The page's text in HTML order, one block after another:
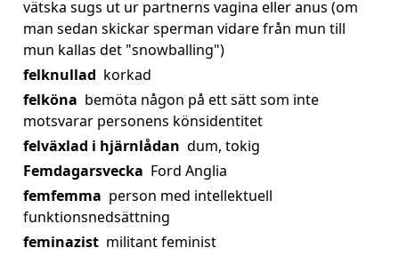
vätska sugs ut ur partnerns vagina eller anus (om
man sedan skickar sperman vidare från mun till
mun kallas det "snowballing")
felknullad korkad
felköna bemöta någon på ett sätt som inte
motsvarar personens könsidentitet
felväxlad i hjärnlådan dum, tokig
Femdagarsvecka Ford Anglia
femfemma person med intellektuell
funktionsnedsättning
feminazist militant feminist